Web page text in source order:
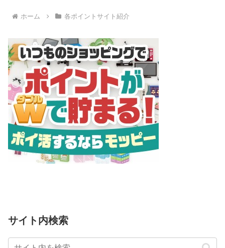
ホーム 各ポイントサイト紹介
サイト内検索